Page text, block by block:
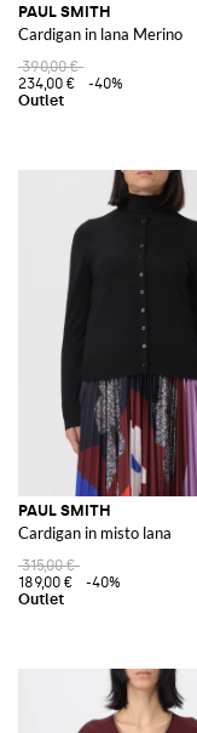
PAUL SMITH
Cardigan in lana Merino
390,00 €
234,00 €
-40%
PAUL SMITH
Cardigan in misto lana
315,00 €
189,00 €
-40%